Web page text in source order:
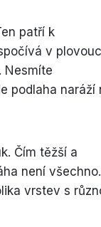
patří k
v
Nesmíte
podlaha naráží
Čím těžší a
není všechno.
vrstev s